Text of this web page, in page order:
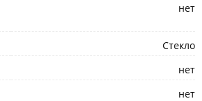
нет
Стекло
нет
нет